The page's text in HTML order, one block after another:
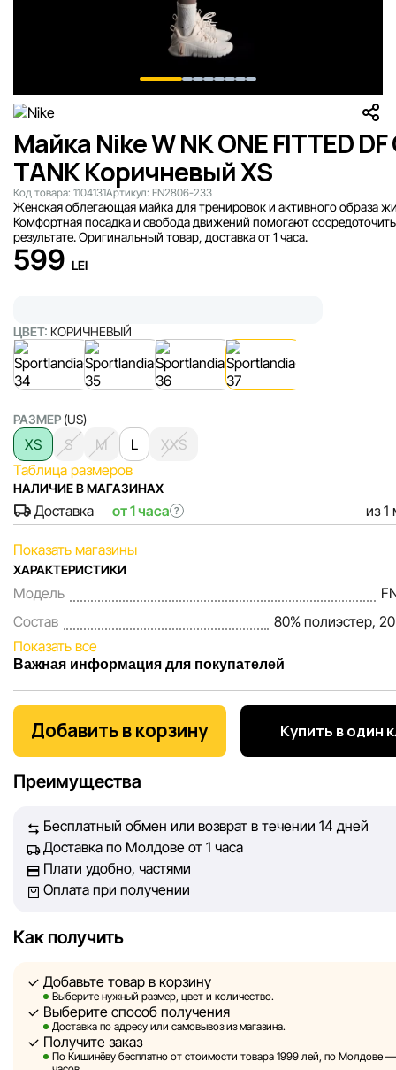
Майка Nike W NK ONE FITTED DF
TANK Коричневый XS
Код товара: 1104131Артикул: FN2806-233
Женская облегающая майка для тренировок и активного образа
Комфортная посадка и свобода движений помогают
результате. Оригинальный товар, доставка от 1 часа.
599 LEI
ЦВЕТ: КОРИЧНЕВЫЙ
РАЗМЕР (US)
XS S M L
XXS
Таблица размеров
НАЛИЧИЕ В МАГАЗИНАХ
Доставка от 1 часа ? из 1
Показать магазины
ХАРАКТЕРИСТИКИ
Модель
Состав
80% полиэстер,
Показать все
Важная информация для покупателей
покупателей. Каждый день мы работаем над тем, чтобы
информация о товарах и услугах, представленная на
обеспечить вас достоверной информацией, чтобы вы
Однако, несмотря на постоянный контроль, Sportlandia
гарантировать абсолютную точность всех данных,
сайте, ввиду возможных технических ошибок или сбоев.
сторонних ресурсах, ссылки на которые могут быть
Sportlandia оставляет за собой право в одностороннем
без предварительного уведомления вносить изменения в
характеристики и потребительские свойства товаров.
Изображения, представленные на сайте, являются
Добавить в корзину Купить в один
Преимущества
Бесплатный обмен или возврат в течении 14 дней
Доставка по Молдове от 1 часа
Плати удобно, частями
Оплата при получении
Как получить
Добавьте товар в корзину
Выберите нужный размер, цвет и количество.
Выберите способ получения
Доставка по адресу или самовывоз из магазина.
Получите заказ
По Кишинёву бесплатно от стоимости товара 1999 лей, по Молдове —